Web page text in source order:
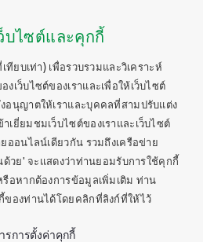
บไซต์และคุกกี้
ทียบเท่า) เพื่อรวบรวมและวิเคราะห์
เว็บไซต์ของเราและเพื่อให้เว็บไซต์
อนุญาตให้เราและบุคคลที่สามปรับแต่ง
เยี่ยมชมเว็บไซต์ของเราและเว็บไซต์
ออนไลน์เดียวกัน รวมถึงเครือข่าย
วย' จะแสดงว่าท่านยอมรับการใช้คุกกี้
อหากต้องการข้อมูลเพิ่มเติม ท่าน
ของท่านได้โดยคลิกที่ลิงก์ที่ให้ไว้
รการตั้งค่าคุกกี้